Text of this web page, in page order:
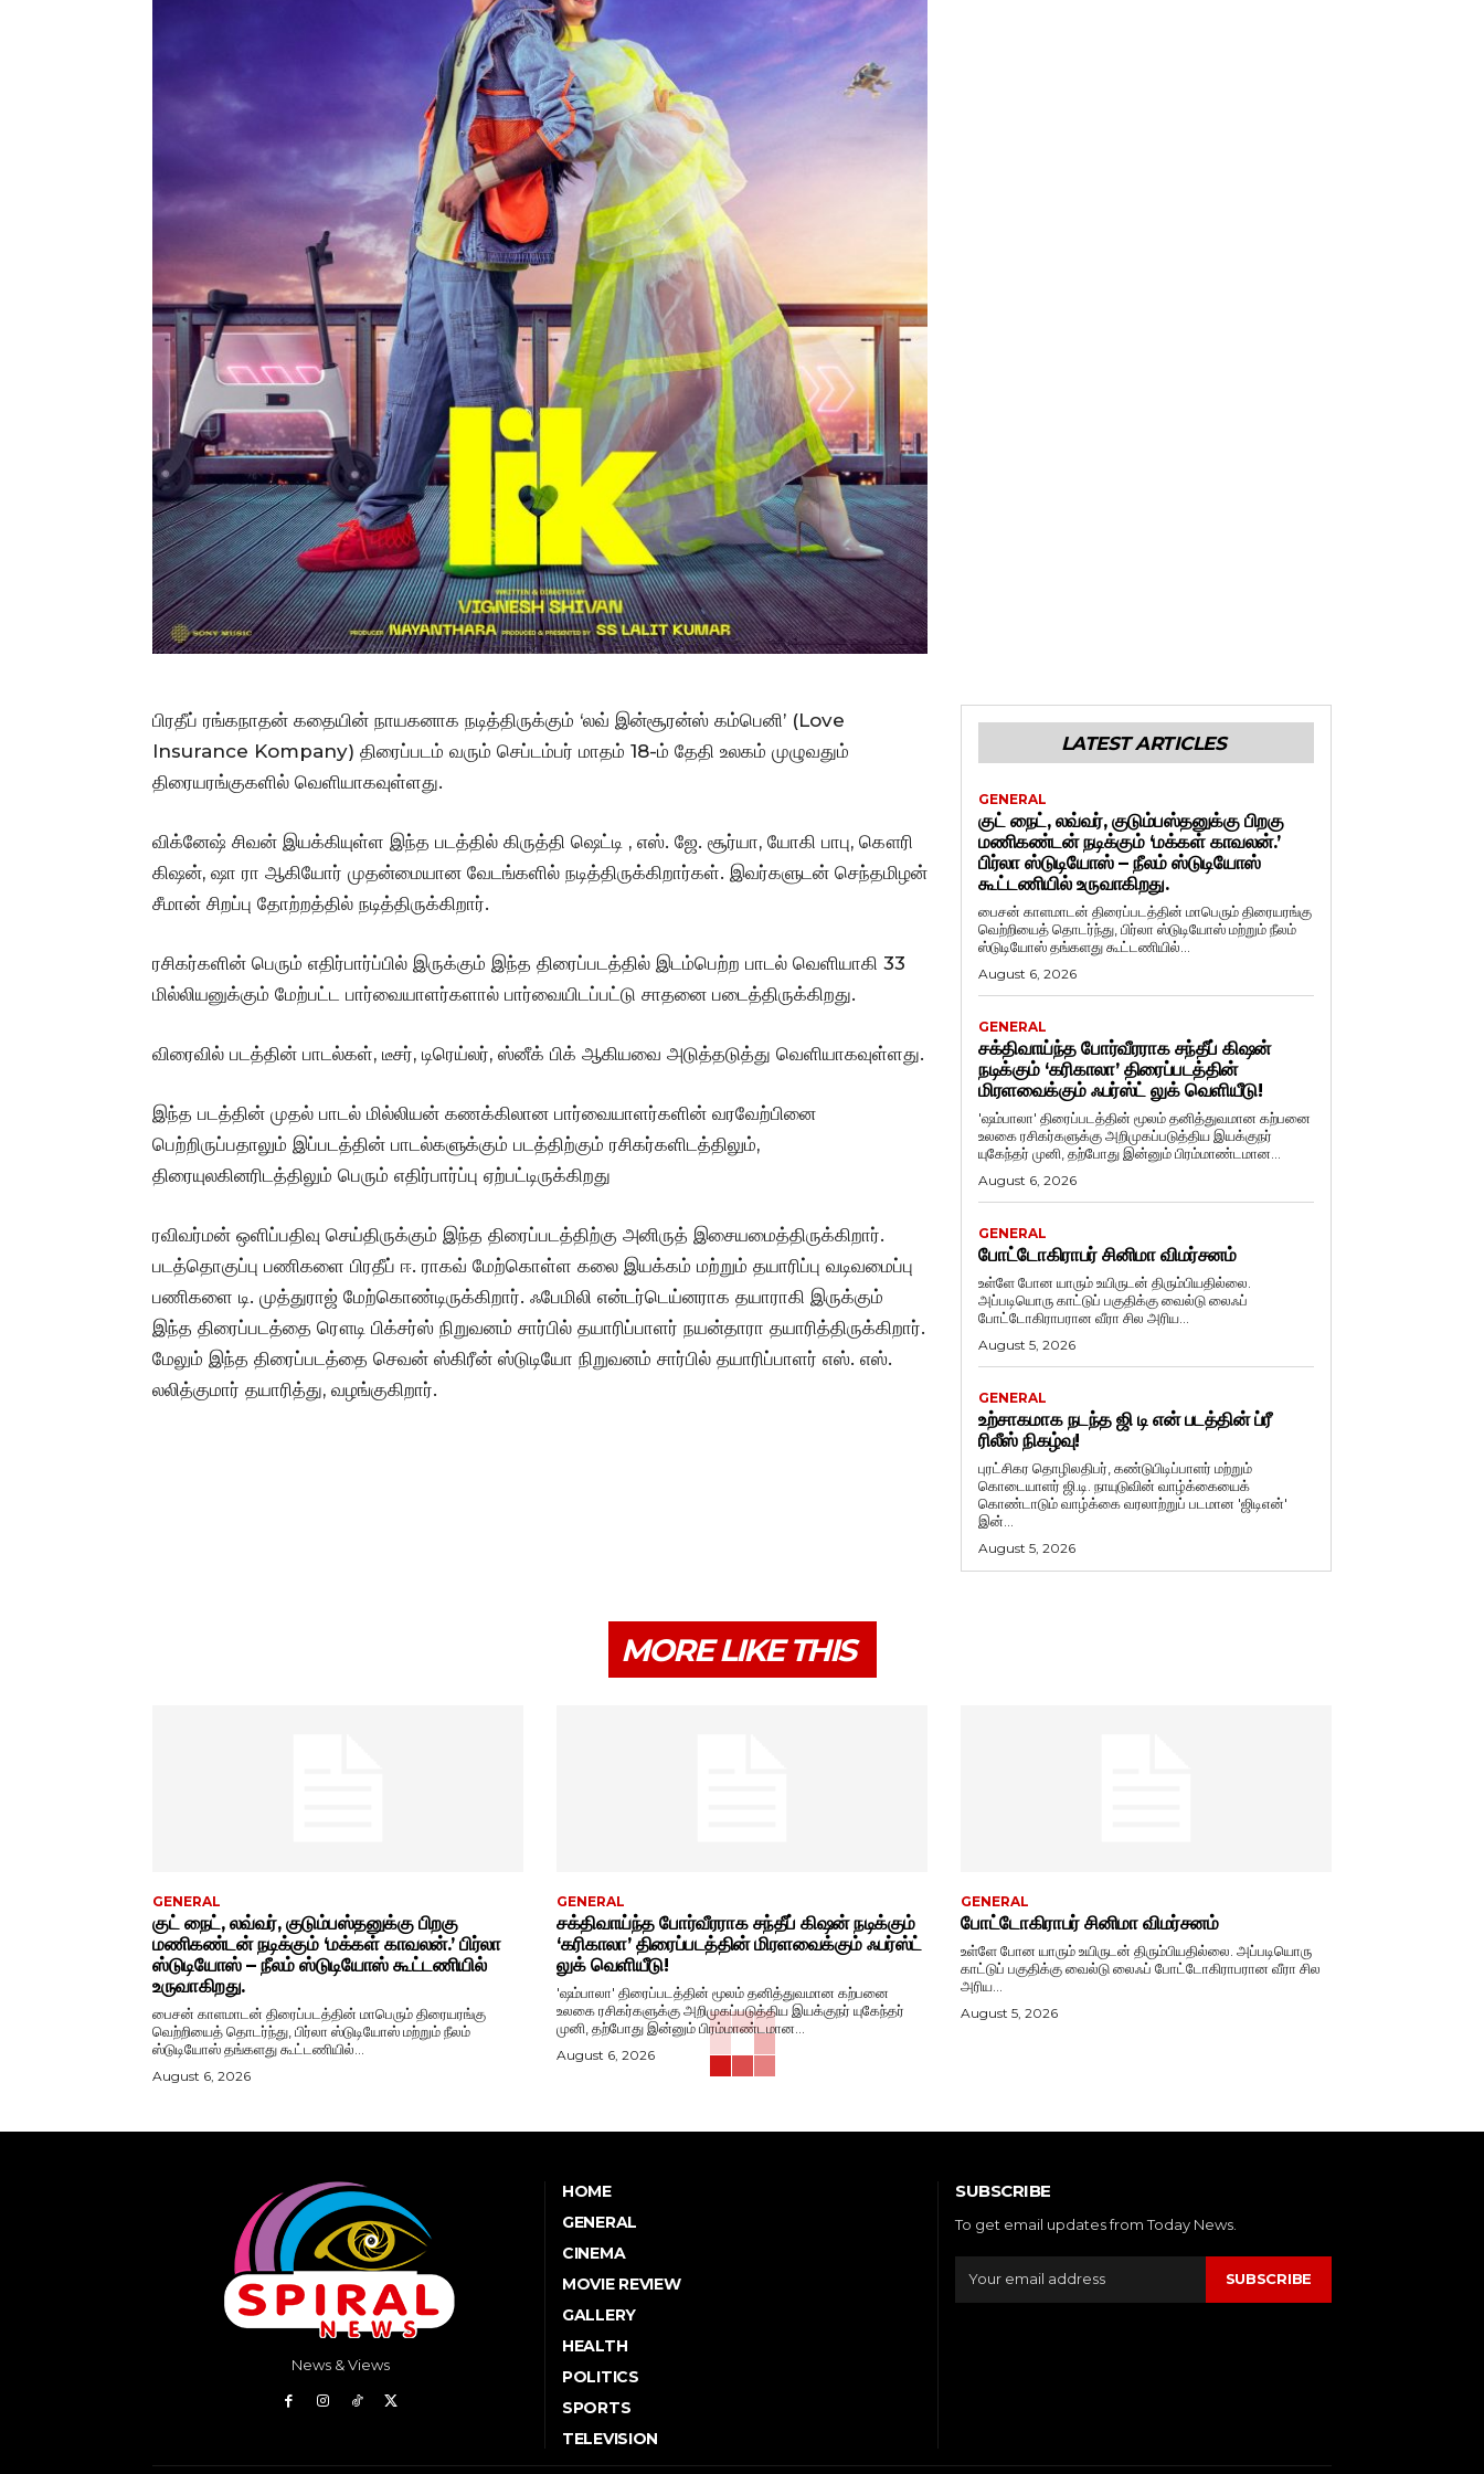
பிரதீப் ரங்கநாதன் கதையின் நாயகனாக நடித்திருக்கும் ‘லவ் இன்சூரன்ஸ் கம்பெனி’ (Love
Insurance Kompany) திரைப்படம் வரும் செப்டம்பர் மாதம் 18-ம் தேதி உலகம் முழுவதும்
திரையரங்குகளில் வெளியாகவுள்ளது.
விக்னேஷ் சிவன் இயக்கியுள்ள இந்த படத்தில் கிருத்தி ஷெட்டி , எஸ். ஜே. சூர்யா, யோகி பாபு, கௌரி
கிஷன், ஷா ரா ஆகியோர் முதன்மையான வேடங்களில் நடித்திருக்கிறார்கள். இவர்களுடன் செந்தமிழன்
சீமான் சிறப்பு தோற்றத்தில் நடித்திருக்கிறார்.
ரசிகர்களின் பெரும் எதிர்பார்ப்பில் இருக்கும் இந்த திரைப்படத்தில் இடம்பெற்ற பாடல் வெளியாகி 33
மில்லியனுக்கும் மேற்பட்ட பார்வையாளர்களால் பார்வையிடப்பட்டு சாதனை படைத்திருக்கிறது.
விரைவில் படத்தின் பாடல்கள், டீசர், டிரெய்லர், ஸ்னீக் பிக் ஆகியவை அடுத்தடுத்து வெளியாகவுள்ளது.
இந்த படத்தின் முதல் பாடல் மில்லியன் கணக்கிலான பார்வையாளர்களின் வரவேற்பினை
பெற்றிருப்பதாலும் இப்படத்தின் பாடல்களுக்கும் படத்திற்கும் ரசிகர்களிடத்திலும்,
திரையுலகினரிடத்திலும் பெரும் எதிர்பார்ப்பு ஏற்பட்டிருக்கிறது
ரவிவர்மன் ஒளிப்பதிவு செய்திருக்கும் இந்த திரைப்படத்திற்கு அனிருத் இசையமைத்திருக்கிறார்.
படத்தொகுப்பு பணிகளை பிரதீப் ஈ. ராகவ் மேற்கொள்ள கலை இயக்கம் மற்றும் தயாரிப்பு வடிவமைப்பு
பணிகளை டி. முத்துராஜ் மேற்கொண்டிருக்கிறார். ஃபேமிலி என்டர்டெய்னராக தயாராகி இருக்கும்
இந்த திரைப்படத்தை ரௌடி பிக்சர்ஸ் நிறுவனம் சார்பில் தயாரிப்பாளர் நயன்தாரா தயாரித்திருக்கிறார்.
மேலும் இந்த திரைப்படத்தை செவன் ஸ்கிரீன் ஸ்டுடியோ நிறுவனம் சார்பில் தயாரிப்பாளர் எஸ். எஸ்.
லலித்குமார்‌ தயாரித்து, வழங்குகிறார்.
LATEST ARTICLES
GENERAL
குட் நைட், லவ்வர், குடும்பஸ்தனுக்கு பிறகு
மணிகண்டன் நடிக்கும் ‘மக்கள் காவலன்.’
பிர்லா ஸ்டுடியோஸ் – நீலம் ஸ்டுடியோஸ்
கூட்டணியில் உருவாகிறது.
பைசன் காளமாடன் திரைப்படத்தின் மாபெரும் திரையரங்கு
வெற்றியைத் தொடர்ந்து, பிர்லா ஸ்டுடியோஸ் மற்றும் நீலம்
ஸ்டுடியோஸ் தங்களது கூட்டணியில்...
August 6, 2026
GENERAL
சக்திவாய்ந்த போர்வீரராக சந்தீப் கிஷன்
நடிக்கும் ‘கரிகாலா’ திரைப்படத்தின்
மிரளவைக்கும் ஃபர்ஸ்ட் லுக் வெளியீடு!
'ஷம்பாலா' திரைப்படத்தின் மூலம் தனித்துவமான கற்பனை
உலகை ரசிகர்களுக்கு அறிமுகப்படுத்திய இயக்குநர்
யுகேந்தர் முனி, தற்போது இன்னும் பிரம்மாண்டமான...
August 6, 2026
GENERAL
போட்டோகிராபர் சினிமா விமர்சனம்
உள்ளே போன யாரும் உயிருடன் திரும்பியதில்லை.
அப்படியொரு காட்டுப் பகுதிக்கு வைல்டு லைஃப்
போட்டோகிராபரான வீரா சில அரிய...
August 5, 2026
GENERAL
உற்சாகமாக நடந்த ஜி டி என் படத்தின் ப்ரீ
ரிலீஸ் நிகழ்வு!
புரட்சிகர தொழிலதிபர், கண்டுபிடிப்பாளர் மற்றும்
கொடையாளர் ஜி.டி. நாயுடுவின் வாழ்க்கையைக்
கொண்டாடும் வாழ்க்கை வரலாற்றுப் படமான 'ஜிடிஎன்'
இன்...
August 5, 2026
MORE LIKE THIS
GENERAL
குட் நைட், லவ்வர், குடும்பஸ்தனுக்கு பிறகு
மணிகண்டன் நடிக்கும் ‘மக்கள் காவலன்.’ பிர்லா
ஸ்டுடியோஸ் – நீலம் ஸ்டுடியோஸ் கூட்டணியில்
உருவாகிறது.
பைசன் காளமாடன் திரைப்படத்தின் மாபெரும் திரையரங்கு
வெற்றியைத் தொடர்ந்து, பிர்லா ஸ்டுடியோஸ் மற்றும் நீலம்
ஸ்டுடியோஸ் தங்களது கூட்டணியில்...
August 6, 2026
GENERAL
சக்திவாய்ந்த போர்வீரராக சந்தீப் கிஷன் நடிக்கும்
‘கரிகாலா’ திரைப்படத்தின் மிரளவைக்கும் ஃபர்ஸ்ட்
லுக் வெளியீடு!
'ஷம்பாலா' திரைப்படத்தின் மூலம் தனித்துவமான கற்பனை
உலகை ரசிகர்களுக்கு அறிமுகப்படுத்திய இயக்குநர் யுகேந்தர்
முனி, தற்போது இன்னும் பிரம்மாண்டமான...
August 6, 2026
GENERAL
போட்டோகிராபர் சினிமா விமர்சனம்
உள்ளே போன யாரும் உயிருடன் திரும்பியதில்லை. அப்படியொரு
காட்டுப் பகுதிக்கு வைல்டு லைஃப் போட்டோகிராபரான வீரா சில
அரிய...
August 5, 2026
News & Views
HOME
GENERAL
CINEMA
MOVIE REVIEW
GALLERY
HEALTH
POLITICS
SPORTS
TELEVISION
SUBSCRIBE
To get email updates from Today News.
SUBSCRIBE